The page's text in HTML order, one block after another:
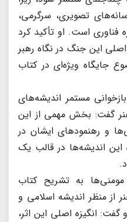
تصویری، سرگرمی،
است. او تأکید کرد
اصلی این جنگ در نگاه رهبر
جایگاه ویژه‌ای در کتاب
مستمر اندیشه‌های
هنر گفت: بخش مهمی از این
و رهنمودهای ایشان در
اندیشه‌ها در قالب یک
به تشریح کتاب
از منظر اندیشه اسلامی و
انگیزه اصلی این اثر،